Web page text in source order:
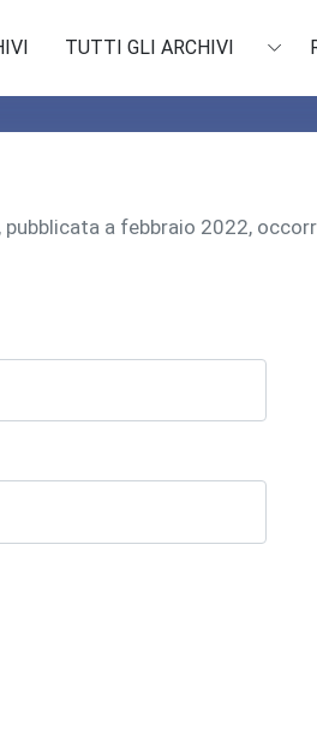
TUTTI GLI ARCHIVI
a febbraio 2022,